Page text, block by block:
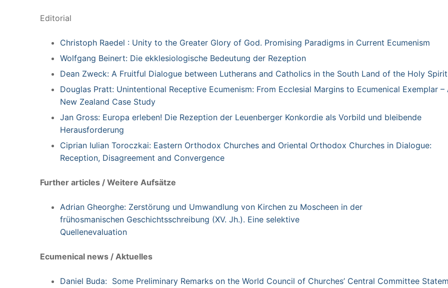
Editorial
Christoph Raedel : Unity to the Greater Glory of God. Promising Paradigms in Current Ecumenism
Wolfgang Beinert: Die ekklesiologische Bedeutung der Rezeption
Dean Zweck: A Fruitful Dialogue between Lutherans and Catholics in the South Land of the Holy Spirit
Douglas Pratt: Unintentional Receptive Ecumenism: From Ecclesial Margins to Ecumenical Exemplar –
New Zealand Case Study
Jan Gross: Europa erleben! Die Rezeption der Leuenberger Konkordie als Vorbild und bleibende
Herausforderung
Ciprian Iulian Toroczkai: Eastern Orthodox Churches and Oriental Orthodox Churches in Dialogue:
Reception, Disagreement and Convergence
Further articles / Weitere Aufsätze
Adrian Gheorghe: Zerstörung und Umwandlung von Kirchen zu Moscheen in der
frühosmanischen Geschichtsschreibung (XV. Jh.). Eine selektive
Quellenevaluation
Ecumenical news / Aktuelles
Daniel Buda: Some Preliminary Remarks on the World Council of Churches’ Central Committee